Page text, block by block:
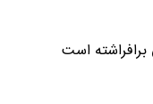
برافراشته است